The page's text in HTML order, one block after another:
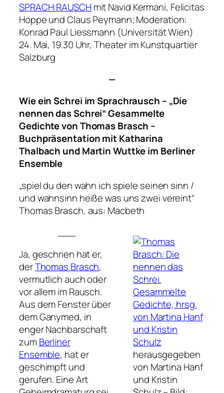
SPRACH:RAUSCHmit Navid Kermani, Felicitas
Hoppe und Claus Peymann; Moderation:
Konrad Paul Liessmann (Universität Wien)
24. Mai, 19.30 Uhr, Theater im Kunstquartier
Salzburg
—
Wie ein Schrei im Sprachrausch – „Die
nennen das Schrei“ Gesammelte
Gedichte von Thomas Brasch –
Buchpräsentation mit Katharina
Thalbach und Martin Wuttke im Berliner
Ensemble
„spiel du den wahn ich spiele seinen sinn /
und wahnsinn heiße was uns zwei vereint“
Thomas Brasch, aus: Macbeth
herausgegeben
von Martina Hanf
und Kristin
___
Ja, geschrien hat er,
derThomas Brasch,
vermutlich auch oder
vor allem im Rausch.
Aus dem Fenster über
dem Ganymed, in
enger Nachbarschaft
zumBerliner
Ensemble, hat er
geschimpft und
gerufen. Eine Art